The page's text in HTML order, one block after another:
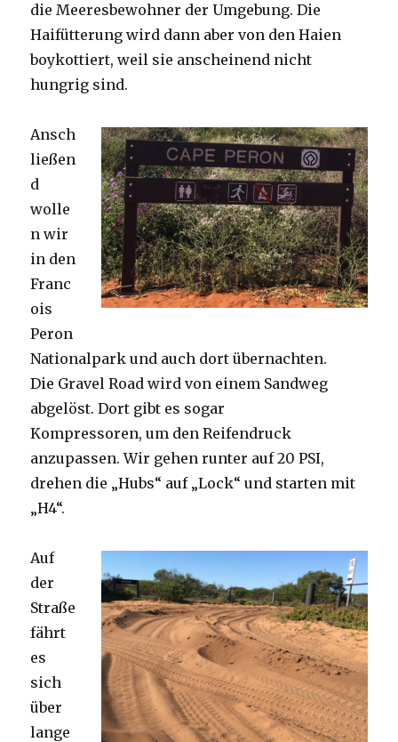
die Meeresbewohner der Umgebung. Die
Haifütterung wird dann aber von den Haien
boykottiert, weil sie anscheinend nicht
hungrig sind.
Ansch
ließen
d
wolle
n wir
in den
Franc
ois
Peron
Nationalpark und auch dort übernachten.
Die Gravel Road wird von einem Sandweg
abgelöst. Dort gibt es sogar
Kompressoren, um den Reifendruck
anzupassen. Wir gehen runter auf 20 PSI,
drehen die „Hubs“ auf „Lock“ und starten mit
„H4“.
Auf
der
Straße
fährt
es
sich
über
lange